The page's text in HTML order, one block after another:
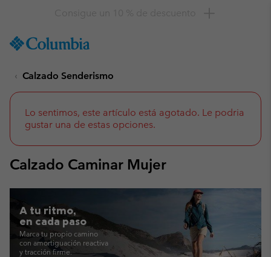
TO
SKIP
NAV
SKIP
TO
SEARCH
Calzado Senderismo
Lo sentimos, este artículo está agotado. Le podria
gustar una de estas opciones.
Calzado Caminar Mujer
A tu ritmo,
en cada paso
Marca tu propio camino
con amortiguación reactiva
y tracción firme.